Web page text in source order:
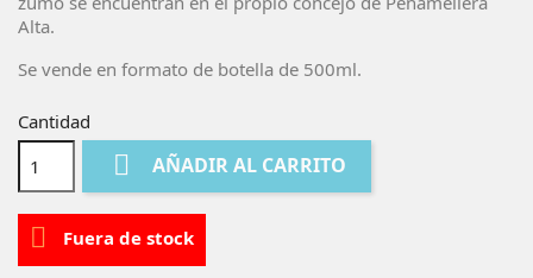
Alta.
Se vende en formato de botella de 500ml.
Cantidad
 AÑADIR AL CARRITO
 Fuera de stock